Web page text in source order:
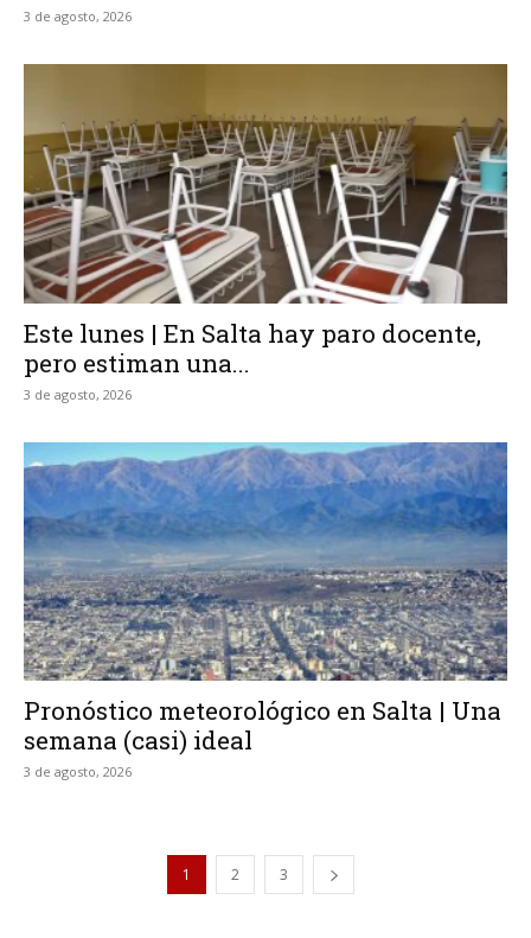
3 de agosto, 2026
Este lunes | En Salta hay paro docente,
pero estiman una...
3 de agosto, 2026
Pronóstico meteorológico en Salta | Una
semana (casi) ideal
3 de agosto, 2026
1 2 3